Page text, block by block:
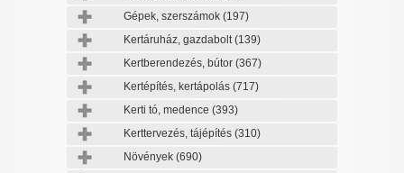
Gépek, szerszámok (197)
Kertáruház, gazdabolt(139)
Kertberendezés, bútor (367)
Kertépítés, kertápolás (717)
Kerti tó, medence (393)
Kerttervezés, tájépítés (310)
Növények (690)